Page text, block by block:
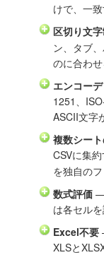
けで、一
区切り文
ン、タブ
のに合わせ
エンコー
1251、
ASCII文字
複数シー
CSVに集約
を独自の
数式評価 —
は各セル
Excel不要
XLSと